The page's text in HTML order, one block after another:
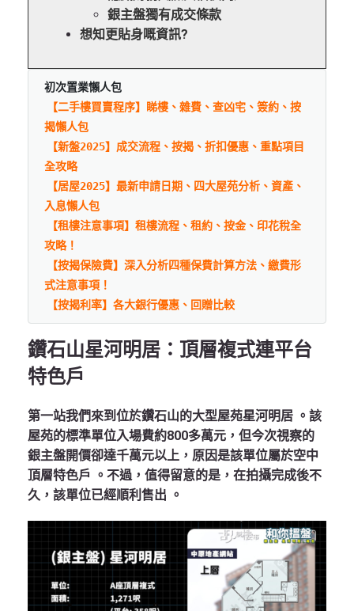
銀主盤獨有成交條款
想知更貼身嘅資訊?
初次置業懶人包
【二手樓買賣程序】睇樓、雜費、查凶宅、簽約、按
揭懶人包
【新盤2025】成交流程、按揭、折扣優惠、重點項目
全攻略
【居屋2025】最新申請日期、四大屋苑分析、資產、
入息懶人包
【租樓注意事項】租樓流程、租約、按金、印花稅全
攻略！
【按揭保險費】深入分析四種保費計算方法、繳費形
式注意事項！
【按揭利率】各大銀行優惠、回贈比較
鑽石山星河明居：頂層複式連平台
特色戶
第一站我們來到位於鑽石山的大型屋苑星河明居 。該
屋苑的標準單位入場費約800多萬元，但今次視察的
銀主盤開價卻達千萬元以上，原因是該單位屬於空中
頂層特色戶 。不過，值得留意的是，在拍攝完成後不
久，該單位已經順利售出 。